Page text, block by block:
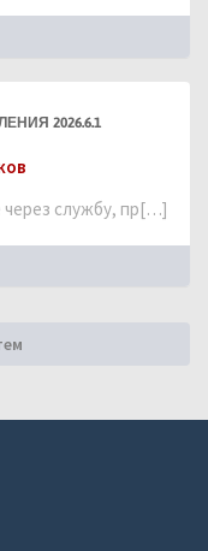
2026.6.1
через службу, пр[…]